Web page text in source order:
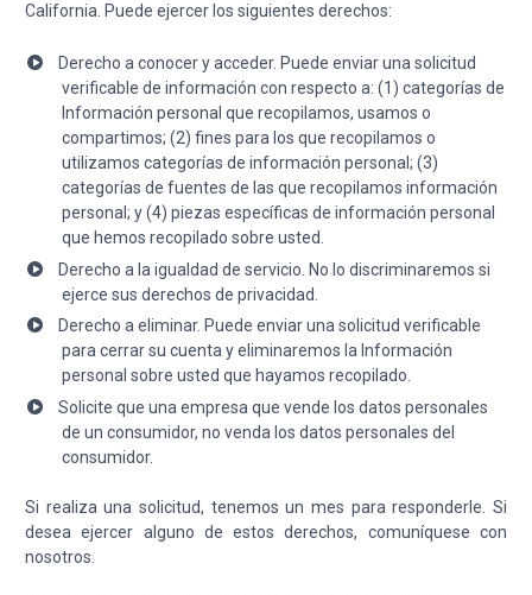
California. Puede ejercer los siguientes derechos:
Derecho a conocer y acceder. Puede enviar una solicitud
verificable de información con respecto a: (1) categorías de
Información personal que recopilamos, usamos o
compartimos; (2) fines para los que recopilamos o
utilizamos categorías de información personal; (3)
categorías de fuentes de las que recopilamos información
personal; y (4) piezas específicas de información personal
que hemos recopilado sobre usted.
Derecho a la igualdad de servicio. No lo discriminaremos si
ejerce sus derechos de privacidad.
Derecho a eliminar. Puede enviar una solicitud verificable
para cerrar su cuenta y eliminaremos la Información
personal sobre usted que hayamos recopilado.
Solicite que una empresa que vende los datos personales
de un consumidor, no venda los datos personales del
consumidor.
Si realiza una solicitud, tenemos un mes para responderle. Si
desea ejercer alguno de estos derechos, comuníquese con
nosotros.